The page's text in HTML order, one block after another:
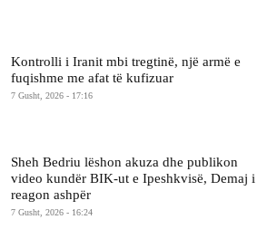
Kontrolli i Iranit mbi tregtinë, një armë e
fuqishme me afat të kufizuar
7 Gusht, 2026 - 17:16
Sheh Bedriu lëshon akuza dhe publikon
video kundër BIK-ut e Ipeshkvisë, Demaj i
reagon ashpër
7 Gusht, 2026 - 16:24